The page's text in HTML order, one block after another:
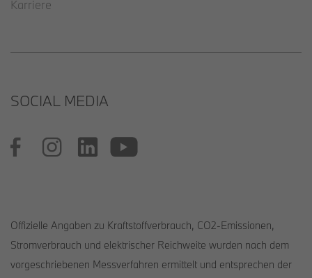
Karriere
SOCIAL MEDIA
Offizielle Angaben zu Kraftstoffverbrauch, CO2-Emissionen,
Stromverbrauch und elektrischer Reichweite wurden nach dem
vorgeschriebenen Messverfahren ermittelt und entsprechen der